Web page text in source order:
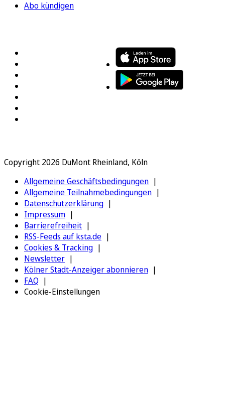
Abo kündigen
Copyright 2026 DuMont Rheinland, Köln
Allgemeine Geschäftsbedingungen
Allgemeine Teilnahmebedingungen
Datenschutzerklärung
Impressum
Barrierefreiheit
RSS-Feeds auf ksta.de
Cookies & Tracking
Newsletter
Kölner Stadt-Anzeiger abonnieren
FAQ
Cookie-Einstellungen